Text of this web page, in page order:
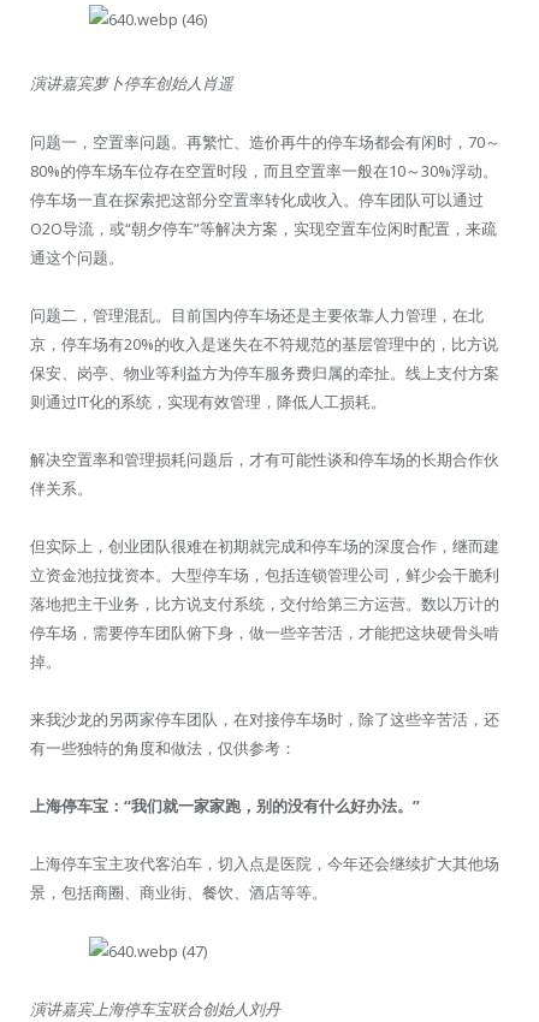
演讲嘉宾萝卜停车创始人肖遥
问题一，空置率问题。再繁忙、造价再牛的停车场都会有闲时，70～
80%的停车场车位存在空置时段，而且空置率一般在10～30%浮动。
停车场一直在探索把这部分空置率转化成收入。停车团队可以通过
O2O导流，或“朝夕停车”等解决方案，实现空置车位闲时配置，来疏
通这个问题。
问题二，管理混乱。目前国内停车场还是主要依靠人力管理，在北
京，停车场有20%的收入是迷失在不符规范的基层管理中的，比方说
保安、岗亭、物业等利益方为停车服务费归属的牵扯。线上支付方案
则通过IT化的系统，实现有效管理，降低人工损耗。
解决空置率和管理损耗问题后，才有可能性谈和停车场的长期合作伙
伴关系。
但实际上，创业团队很难在初期就完成和停车场的深度合作，继而建
立资金池拉拢资本。大型停车场，包括连锁管理公司，鲜少会干脆利
落地把主干业务，比方说支付系统，交付给第三方运营。数以万计的
停车场，需要停车团队俯下身，做一些辛苦活，才能把这块硬骨头啃
掉。
来我沙龙的另两家停车团队，在对接停车场时，除了这些辛苦活，还
有一些独特的角度和做法，仅供参考：
上海停车宝：“我们就一家家跑，别的没有什么好办法。”
上海停车宝主攻代客泊车，切入点是医院，今年还会继续扩大其他场
景，包括商圈、商业街、餐饮、酒店等等。
演讲嘉宾上海停车宝联合创始人刘丹